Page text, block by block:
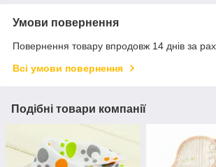
Умови повернення
Повернення товару впродовж 14 днів за
Всі умови повернення
Подібні товари компанії